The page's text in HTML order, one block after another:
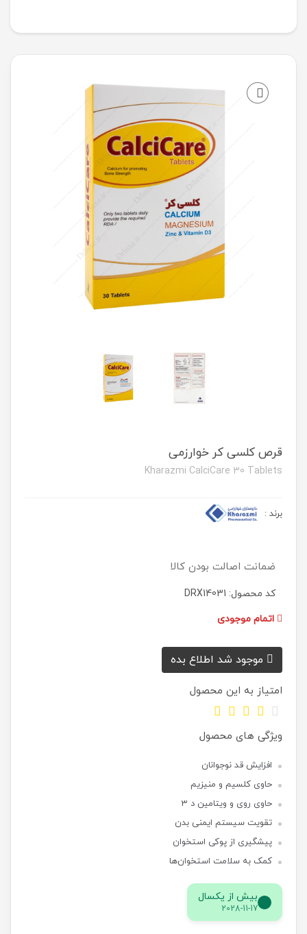
قرص کلسی کر خوارزمی
Kharazmi CalciCare 30 Tablets
برند :
ضمانت اصالت بودن کالا
کد محصول: DRX14031
اتمام موجودی
موجود شد اطلاع بده
امتیاز به این محصول
ویژگی های محصول
افزایش قد نوجوانان
حاوی کلسیم و منیزیم
حاوی روی و ویتامین د 3
تقویت سیستم ایمنی بدن
پیشگیری از پوکی استخوان
کمک به سلامت استخوان‌ها
بیش از یکسال
2028-11-17